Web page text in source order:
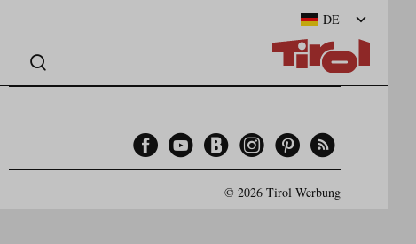
DE
FacebookYouTubeBloggerInstagramPinterest
Feed
© 2026 Tirol Werbung